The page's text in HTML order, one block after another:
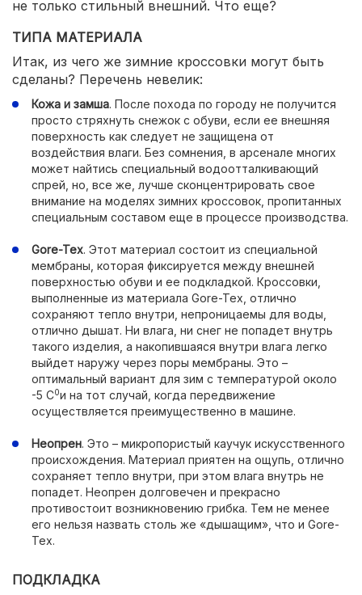
не только стильный внешний. Что еще?
ТИПА МАТЕРИАЛА
Итак, из чего же зимние кроссовки могут быть
сделаны? Перечень невелик:
Кожа и замша. После похода по городу не получится
просто стряхнуть снежок с обуви, если ее внешняя
поверхность как следует не защищена от
воздействия влаги. Без сомнения, в арсенале многих
может найтись специальный водоотталкивающий
спрей, но, все же, лучше сконцентрировать свое
внимание на моделях зимних кроссовок, пропитанных
специальным составом еще в процессе производства.
Gore-Tex. Этот материал состоит из специальной
мембраны, которая фиксируется между внешней
поверхностью обуви и ее подкладкой. Кроссовки,
выполненные из материала Gore-Tex, отлично
сохраняют тепло внутри, непроницаемы для воды,
отлично дышат. Ни влага, ни снег не попадет внутрь
такого изделия, а накопившаяся внутри влага легко
выйдет наружу через поры мембраны. Это –
оптимальный вариант для зим с температурой около
-5 С0и на тот случай, когда передвижение
осуществляется преимущественно в машине.
Неопрен. Это – микропористый каучук искусственного
происхождения. Материал приятен на ощупь, отлично
сохраняет тепло внутри, при этом влага внутрь не
попадет. Неопрен долговечен и прекрасно
противостоит возникновению грибка. Тем не менее
его нельзя назвать столь же «дышащим», что и Gore-
Tex.
ПОДКЛАДКА